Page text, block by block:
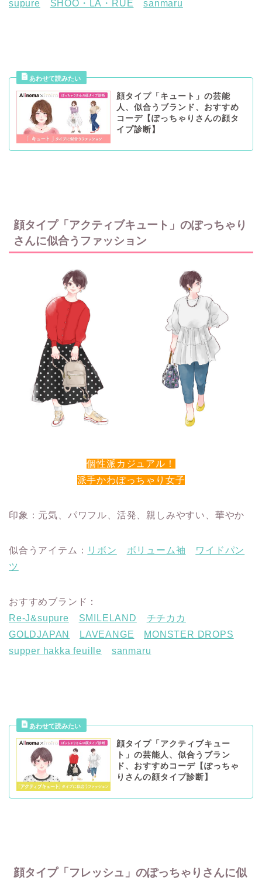
supure SHOO・LA・RUE sanmaru
顔タイプ「キュート」の芸能
人、似合うブランド、おすすめ
コーデ【ぽっちゃりさんの顔タ
イプ診断】
顔タイプ「アクティブキュート」のぽっちゃり
さんに似合うファッション
個性派カジュアル！
派手かわぽっちゃり女子
印象：元気、パワフル、活発、親しみやすい、華やか
似合うアイテム： リボン ボリューム袖
ワイドパン
ツ
おすすめブランド：
Re-J&supure
SMILELAND
チチカカ
GOLDJAPAN
LAVEANGE
MONSTER DROPS
supper hakka feuille
sanmaru
顔タイプ「アクティブキュー
ト」の芸能人、似合うブラン
ド、おすすめコーデ【ぽっちゃ
りさんの顔タイプ診断】
顔タイプ「フレッシュ」のぽっちゃりさんに似